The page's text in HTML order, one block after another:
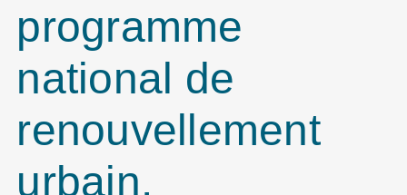
programme
national de
renouvellement
urbain.